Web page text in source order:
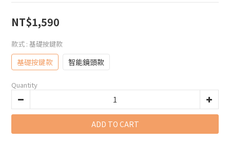
NT$1,590
款式 : 基礎按鍵款
基礎按鍵款 智能鏡頭款
Quantity
ADD TO CART